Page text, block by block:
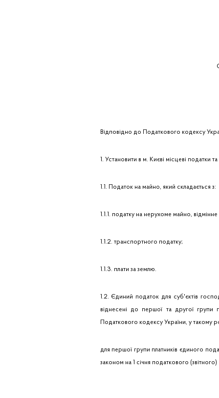
Відповідно до Податкового кодексу
1. Установити в м. Києві місцеві податки
1.1. Податок на майно, який складається з:
1.1.1. податку на нерухоме майно, відмінне
1.1.2. транспортного податку;
1.1.3. плати за землю.
1.2. Єдиний податок для суб'єктів
віднесені до першої та другої групи
Податкового кодексу України, у такому
для першої групи платників єдиного
законом на 1 січня податкового (звітного)